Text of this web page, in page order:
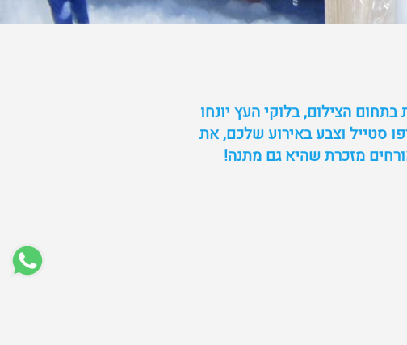
הצילום, בלוקי העץ יונחו
סטייל וצבע באירוע שלכם, את
מזכרת שהיא גם מתנה!